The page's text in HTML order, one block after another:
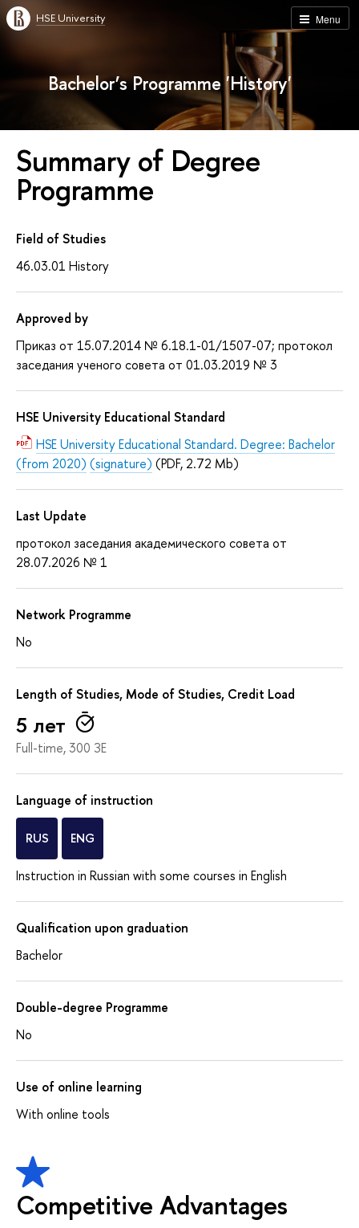
Menu
HSE University
Bachelor’s Programme 'History'
Summary of Degree
Programme
Field of Studies
46.03.01 History
Approved by
Приказ от 15.07.2014 № 6.18.1-01/1507-07; протокол
заседания ученого совета от 01.03.2019 № 3
HSE University Educational Standard
HSE University Educational Standard. Degree: Bachelor
(from 2020) (signature) (PDF, 2.72 Mb)
Last Update
протокол заседания академического совета от
28.07.2026 № 1
Network Programme
No
Length of Studies, Mode of Studies, Credit Load
5 лет
Full-time, 300 ЗЕ
Language of instruction
RUS ENG
Instruction in Russian with some courses in English
Qualification upon graduation
Bachelor
Double-degree Programme
No
Use of online learning
With online tools
Competitive Advantages